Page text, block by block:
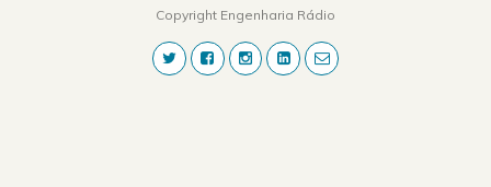
Copyright Engenharia Rádio